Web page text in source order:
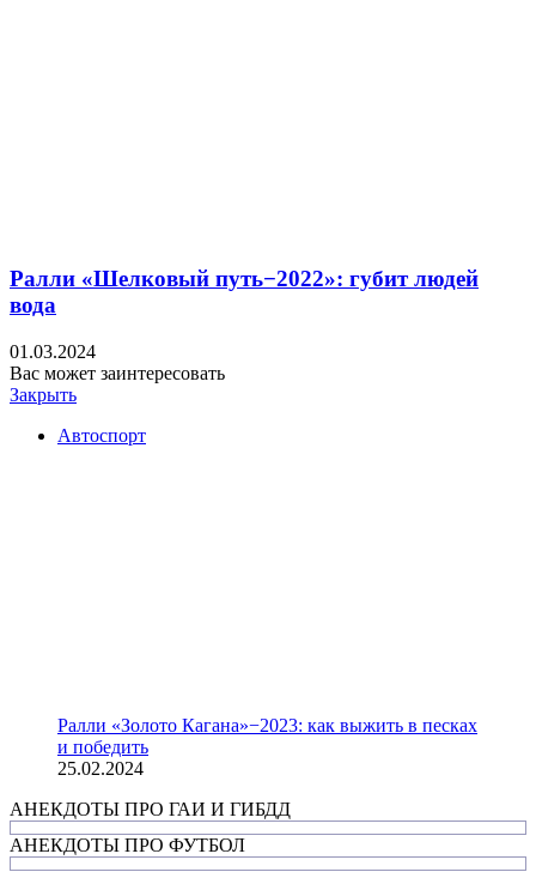
Ралли «Шелковый путь−2022»: губит людей
вода
01.03.2024
Вас может заинтересовать
Закрыть
Автоспорт
Ралли «Золото Кагана»−2023: как выжить в песках
и победить
25.02.2024
АНЕКДОТЫ ПРО ГАИ И ГИБДД
АНЕКДОТЫ ПРО ФУТБОЛ